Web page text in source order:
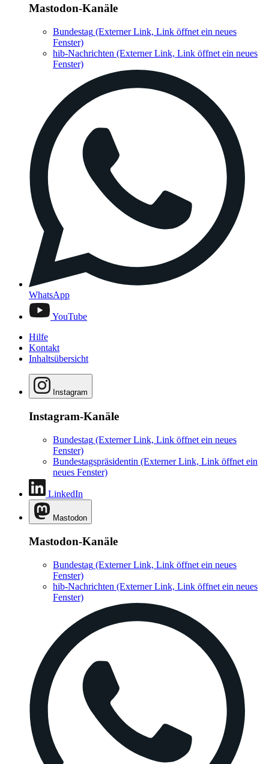
Mastodon-Kanäle
Bundestag (Externer Link, Link öffnet ein neues
Fenster)
hib-Nachrichten (Externer Link, Link öffnet ein neues
Fenster)
WhatsApp
YouTube
Hilfe
Kontakt
Inhaltsübersicht
Instagram
Instagram-Kanäle
Bundestag (Externer Link, Link öffnet ein neues
Fenster)
Bundestagspräsidentin (Externer Link, Link öffnet ein
neues Fenster)
LinkedIn
Mastodon
Mastodon-Kanäle
Bundestag (Externer Link, Link öffnet ein neues
Fenster)
hib-Nachrichten (Externer Link, Link öffnet ein neues
Fenster)